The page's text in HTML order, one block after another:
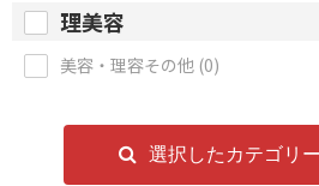
理美容
美容・理容その他 (0)
選択したカテゴリ